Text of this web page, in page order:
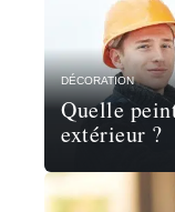
DÉCORATION
Quelle
extérieur ?